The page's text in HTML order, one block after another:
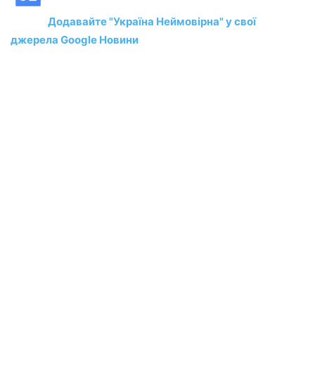
Додавайте "Україна Неймовірна" у свої
джерела Google Новини